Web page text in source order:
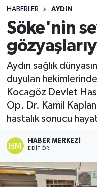
HABERLER AYDIN
Söke'nin
Aydın sağlık
duyulan
Kocagöz Devlet
Op. Dr. Kamil
hastalık sonucu
HABER MERKEZI
EDITÖR